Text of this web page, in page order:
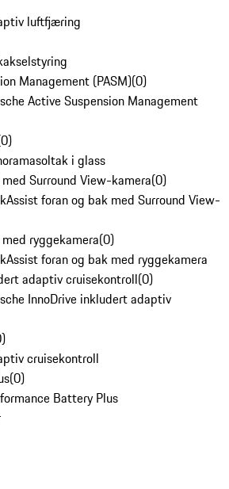
luftfjæring
Management (PASM)(0)
Active Suspension Management
0)
i glass
Surround View-kamera(0)
foran og bak med Surround View-
ryggekamera(0)
foran og bak med ryggekamera
adaptiv cruisekontroll(0)
InnoDrive inkludert adaptiv
)
cruisekontroll
(0)
Battery Plus